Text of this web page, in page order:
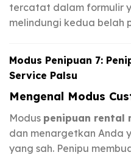
tercatat dalam formulir
melindungi kedua belah
Modus Penipuan 7:
Service Palsu
Mengenal Modus
Modus penipuan rental
dan menargetkan Anda
yang sah. Penipu